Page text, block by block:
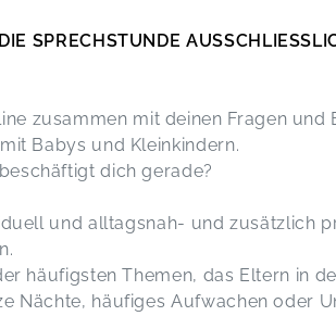
DIE SPRECHSTUNDE
zusammen mit deinen Fragen und
Babys und Kleinkindern.
dich gerade?
und alltagsnah- und zusätzlich
häufigsten Themen, das Eltern in
Nächte, häufiges Aufwachen oder